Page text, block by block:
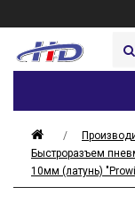
Быстроразъем
10мм (латунь)